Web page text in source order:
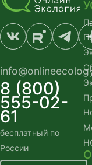
8 (800)
555-02-
61
бесплатный по
России